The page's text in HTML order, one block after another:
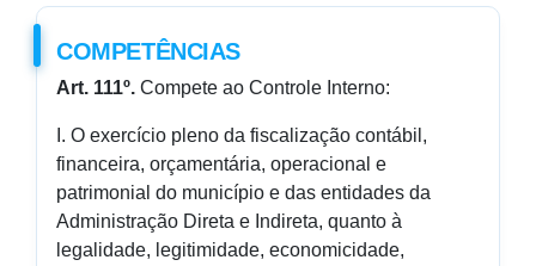
COMPETÊNCIAS
Art. 111º. Compete ao Controle Interno:
I. O exercício pleno da fiscalização contábil,
financeira, orçamentária, operacional e
patrimonial do município e das entidades da
Administração Direta e Indireta, quanto à
legalidade, legitimidade, economicidade,